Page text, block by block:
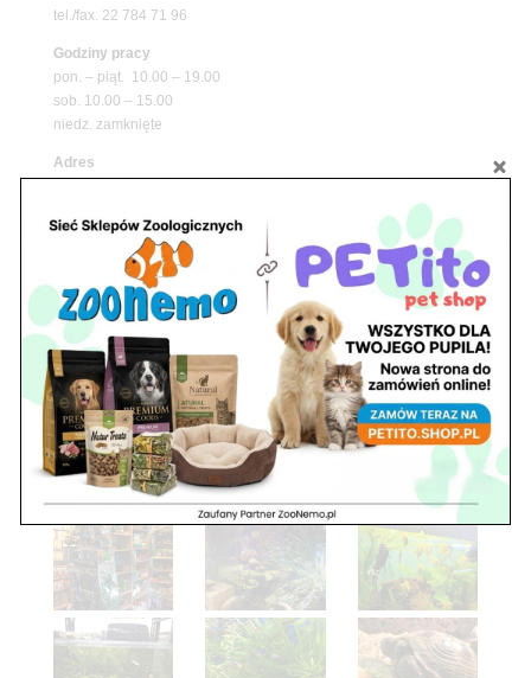
tel./fax. 22 784 71 96
Godziny pracy
pon. – piąt. 10.00 – 19.00
sob. 10.00 – 15.00
niedz. zamknięte
Adres
ul. Leśna 2
tel. 503 900 215
Godziny pracy
pon. – piąt. 10.00 – 19.00
sob. 8.00 – 15.00
niedz. zamknięte